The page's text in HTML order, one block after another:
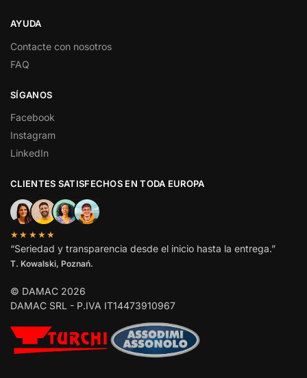
AYUDA
Contacte con nosotros
FAQ
SÍGANOS
Facebook
Instagram
LinkedIn
CLIENTES SATISFECHOS EN TODA EUROPA
★★★★★
“Seriedad y transparencia desde el inicio hasta la entrega.”
T. Kowalski, Poznań.
© DAMAC 2026
DAMAC SRL - P.IVA IT14473910967